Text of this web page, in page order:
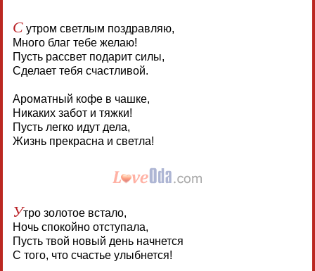
Сутром светлым поздравляю,
Много благ тебе желаю!
Пусть рассвет подарит силы,
Сделает тебя счастливой.
Ароматный кофе в чашке,
Никаких забот и тяжки!
Пусть легко идут дела,
Жизнь прекрасна и светла!
Утро золотое встало,
Ночь спокойно отступала,
Пусть твой новый день начнется
С того, что счастье улыбнется!